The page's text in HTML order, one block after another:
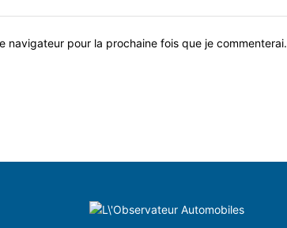
navigateur pour la prochaine fois que je commenterai.